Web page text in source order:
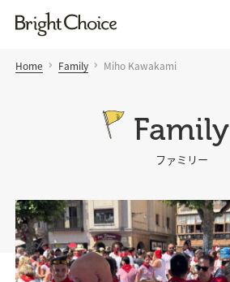
Home Family Miho Kawakami
Family
ファミリー